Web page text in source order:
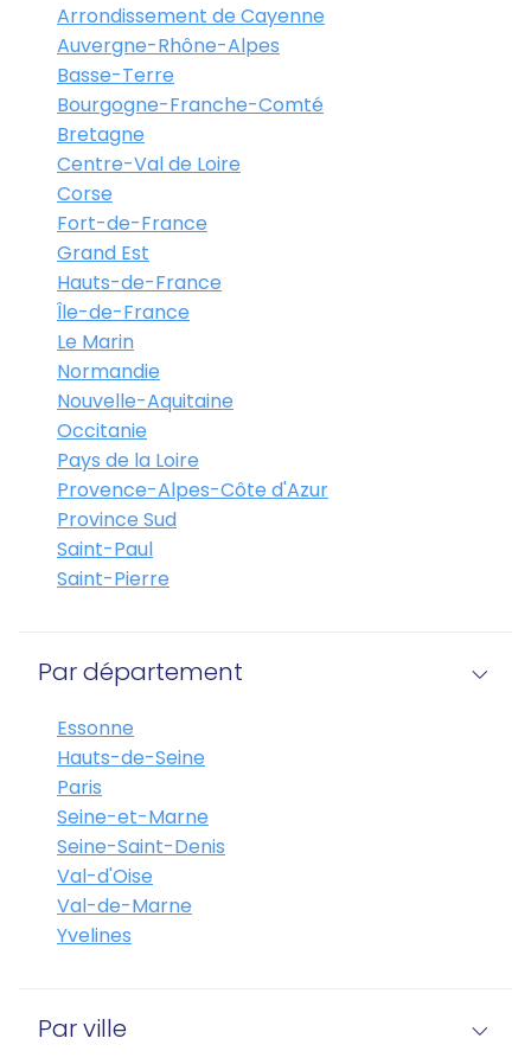
Arrondissement de Cayenne
Auvergne-Rhône-Alpes
Basse-Terre
Bourgogne-Franche-Comté
Bretagne
Centre-Val de Loire
Corse
Fort-de-France
Grand Est
Hauts-de-France
Île-de-France
Le Marin
Normandie
Nouvelle-Aquitaine
Occitanie
Pays de la Loire
Provence-Alpes-Côte d'Azur
Province Sud
Saint-Paul
Saint-Pierre
Par département
Essonne
Hauts-de-Seine
Paris
Seine-et-Marne
Seine-Saint-Denis
Val-d'Oise
Val-de-Marne
Yvelines
Par ville